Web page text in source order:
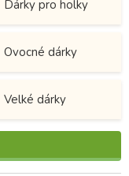
Dárky pro holky
Ovocné dárky
Velké dárky